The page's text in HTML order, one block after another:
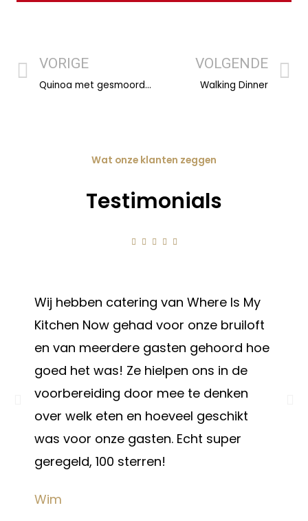
VORIGE
Quinoa met gesmoorde courgette, tomaat en kip
VOLGENDE
Walking Dinner
Wat onze klanten zeggen
Testimonials
    
Lunch besteld voor een verjaardag.
Echt super lekker en gevarieerde én
exact op tijd. Doen we volgende keer
weer!